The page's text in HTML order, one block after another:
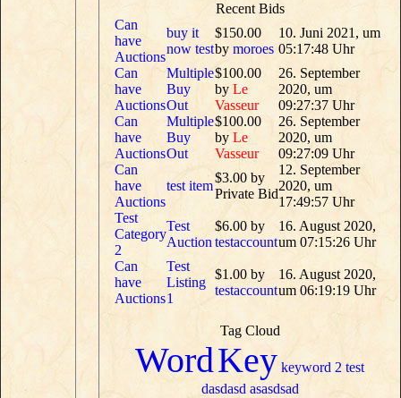
Recent Bids
Can
have
Auctions
buy it
now test
$150.00
by moroes
10. Juni 2021, um
05:17:48 Uhr
Can
have
Auctions
Multiple
Buy
Out
$100.00
by Le
Vasseur
26. September
2020, um
09:27:37 Uhr
Can
have
Auctions
Multiple
Buy
Out
$100.00
by Le
Vasseur
26. September
2020, um
09:27:09 Uhr
Can
have
Auctions
test item
$3.00 by
Private Bid
12. September
2020, um
17:49:57 Uhr
Test
Category
2
Test
Auction
$6.00 by
testaccount
16. August 2020,
um 07:15:26 Uhr
Can
have
Auctions
Test
Listing
1
$1.00 by
testaccount
16. August 2020,
um 06:19:19 Uhr
Tag Cloud
WordKey keyword 2 test
dasdasd asasdsad